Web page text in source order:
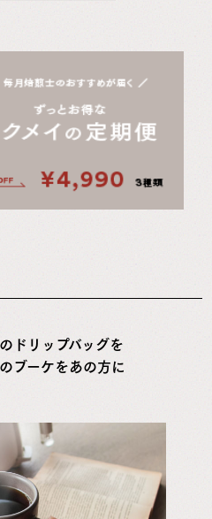
ドリップバッグを
ブーケをあの方に